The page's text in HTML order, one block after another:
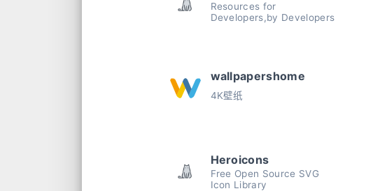
Resources for
Developers,by Developers
wallpapershome
4K壁纸
Heroicons
Free Open Source SVG
Icon Library